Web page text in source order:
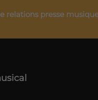
relations presse